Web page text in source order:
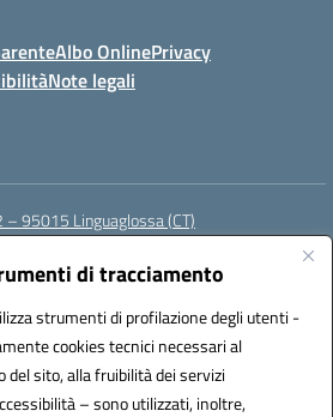
di tracciamento
strumenti di profilazione degli utenti -
cookies tecnici necessari al
sito, alla fruibilità dei servizi
– sono utilizzati, inoltre,
Albo OnlinePrivacy
Note legali
– 95015 Linguaglossa (CT)
(PEC):ctic83200r@pec.istruzione.it
Amministrazioni (IPA): istsc_CTIC83200R
UF7TEB